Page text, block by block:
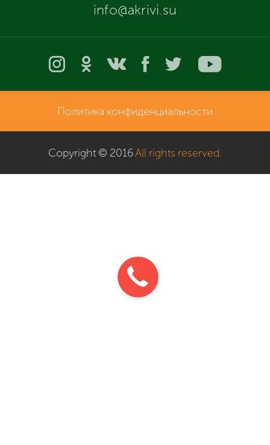
info@akrivi.su
Политика конфиденциальности
Copyright © 2016All rights reserved.